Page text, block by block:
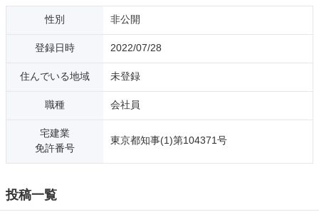
性別 非公開
登録日時 2022/07/28
住んでいる地域 未登録
職種 会社員
宅建業
免許番号
東京都知事(1)第104371号
投稿一覧